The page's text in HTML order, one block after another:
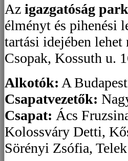
Az igazgatóság
élményt és pihenési
tartási idejében
Csopak, Kossuth u.
Alkotók: A
Csapatvezetők:
Csapat: Ács
Kolossváry Detti,
Sörényi Zsófia,